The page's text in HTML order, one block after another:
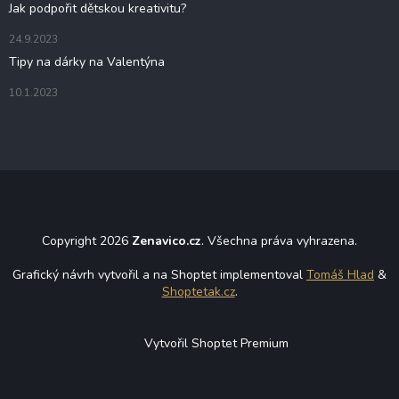
Jak podpořit dětskou kreativitu?
24.9.2023
Tipy na dárky na Valentýna
10.1.2023
Copyright 2026 Zenavico.cz. Všechna práva vyhrazena.
Grafický návrh vytvořil a na Shoptet implementoval Tomáš Hlad &
Shoptetak.cz.
Vytvořil Shoptet Premium